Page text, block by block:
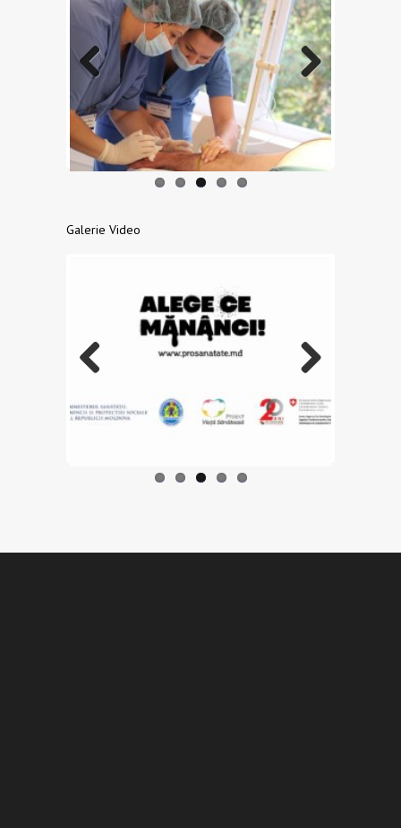
Previo
us
Next
Galerie Video
us